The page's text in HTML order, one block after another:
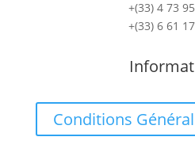
+(33) 4 73
+(33) 6 61
Conditions